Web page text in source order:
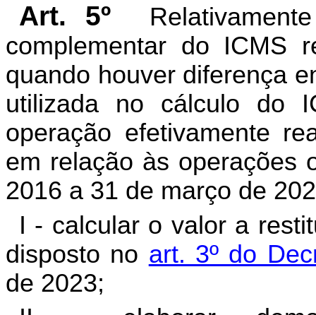
Art. 5º
complementar do ICMS
quando houver diferença
utilizada no cálculo do
operação efetivamente
em relação às operações
2016 a 31 de março de
I - calcular o valor a
disposto no art. 3º do
de 2023;